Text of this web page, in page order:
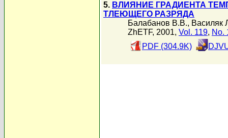
5. ВЛИЯНИЕ ГРАДИЕНТА
ТЛЕЮЩЕГО РАЗРЯДА
Балабанов В.В., Василяк
ZhETF, 2001, Vol. 119, No.
PDF (304.9K)